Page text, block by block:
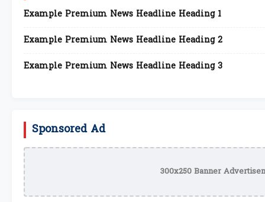
Example Premium News Headline Heading 1
Example Premium News Headline Heading 2
Example Premium News Headline Heading 3
Sponsored Ad
300x250 Banner